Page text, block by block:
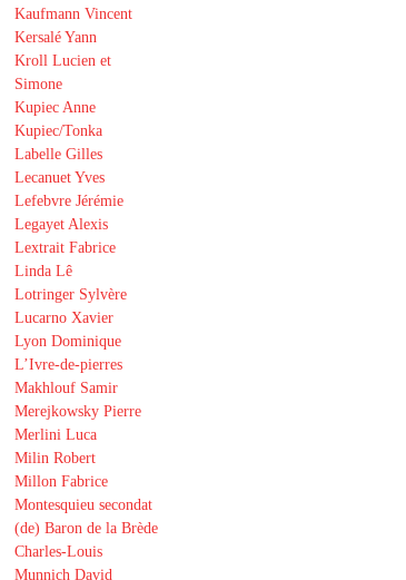
Kaufmann Vincent
Kersalé Yann
Kroll Lucien et
Simone
Kupiec Anne
Kupiec/Tonka
Labelle Gilles
Lecanuet Yves
Lefebvre Jérémie
Legayet Alexis
Lextrait Fabrice
Linda Lê
Lotringer Sylvère
Lucarno Xavier
Lyon Dominique
L’Ivre-de-pierres
Makhlouf Samir
Merejkowsky Pierre
Merlini Luca
Milin Robert
Millon Fabrice
Montesquieu secondat
(de) Baron de la Brède
Charles-Louis
Munnich David